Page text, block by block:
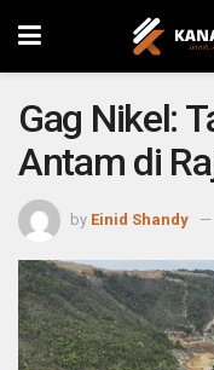
Gag Nikel:
Antam di
by Einid Shandy